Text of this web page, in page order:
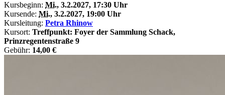
Kursbeginn: Mi., 3.2.2027, 17:30 Uhr
Kursende: Mi., 3.2.2027, 19:00 Uhr
Kursleitung: Petra Rhinow
Kursort: Treffpunkt: Foyer der Sammlung Schack,
Prinzregentenstraße 9
Gebühr: 14,00 €